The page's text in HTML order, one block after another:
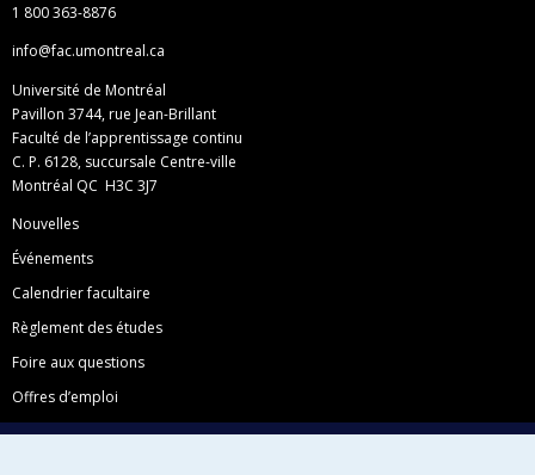
1 800 363-8876
info@fac.umontreal.ca
Université de Montréal
Pavillon 3744, rue Jean-Brillant
Faculté de l’apprentissage continu
C. P. 6128, succursale Centre-ville
Montréal QC H3C 3J7
Nouvelles
Événements
Calendrier facultaire
Règlement des études
Foire aux questions
Offres d’emploi
Facebook